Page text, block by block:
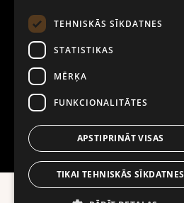
TEHNISKĀS SĪKDATNES
STATISTIKAS
MĒRĶA
FUNKCIONALITĀTES
APSTIPRINĀT VISAS
TIKAI TEHNISKĀS SĪKDATNES